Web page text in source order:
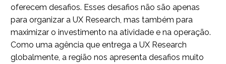
oferecem desafios. Esses desafios não são apenas
para organizar a UX Research, mas também para
maximizar o investimento na atividade e na operação.
Como uma agência que entrega a UX Research
globalmente, a região nos apresenta desafios muito